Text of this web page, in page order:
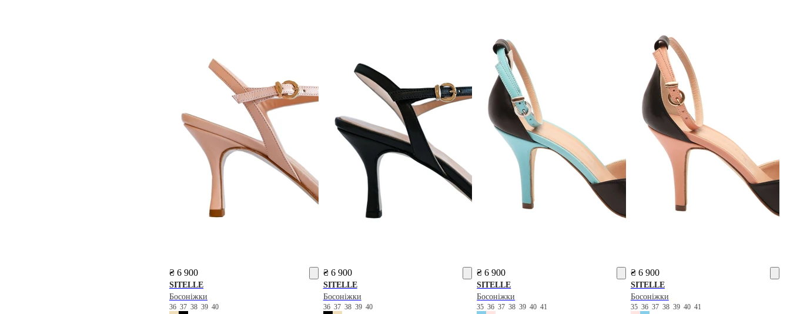
₴ 6 900
SITELLE
Босоніжки
36 37 38 39 40
₴ 6 900
SITELLE
Босоніжки
36 37 38 39 40
₴ 6 900
SITELLE
Босоніжки
35363738394041
₴ 6 900
SITELLE
Босоніжки
35 36 37 38 39 40 41